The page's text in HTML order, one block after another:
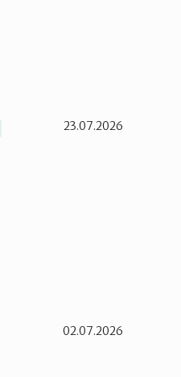
23.07.2026
02.07.2026